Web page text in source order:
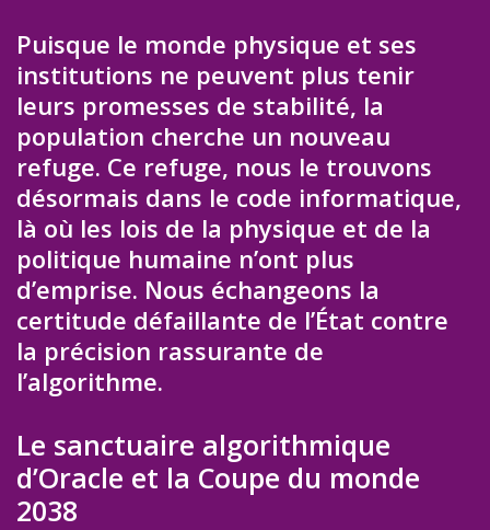
Puisque le monde physique et ses
institutions ne peuvent plus tenir
leurs promesses de stabilité, la
population cherche un nouveau
refuge. Ce refuge, nous le trouvons
désormais dans le code informatique,
là où les lois de la physique et de la
politique humaine n’ont plus
d’emprise. Nous échangeons la
certitude défaillante de l’État contre
la précision rassurante de
l’algorithme.
Le sanctuaire algorithmique
d’Oracle et la Coupe du monde
2038